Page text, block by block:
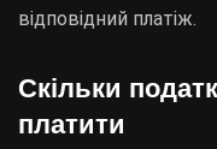
відповідний платіж.
Скільки
платити